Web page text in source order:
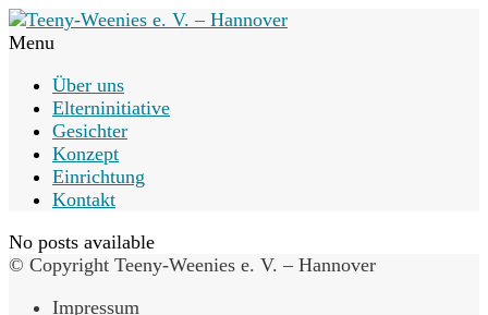
Menu
Über uns
Elterninitiative
Gesichter
Konzept
Einrichtung
Kontakt
No posts available
© Copyright Teeny-Weenies e. V. – Hannover
Impressum